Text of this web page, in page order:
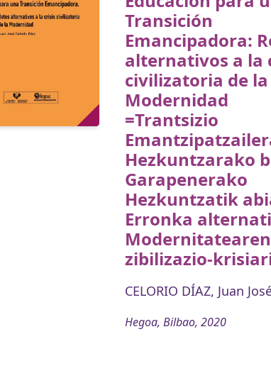
Transición
Emancipadora:
alternativos a la
civilizatoria de la
Modernidad
=Trantsizio
Hezkuntzarako
Garapenerako
Hezkuntzatik
Erronka
Modernitatearen
zibilizazio-
CELORIO DÍAZ, Juan
Hegoa, Bilbao, 2020